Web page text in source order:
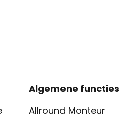
Algemene functies
Allround Monteur